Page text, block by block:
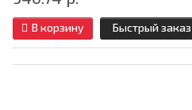
В корзину Быстрый заказ